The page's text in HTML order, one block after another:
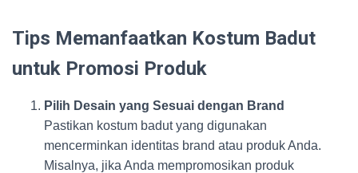
Tips Memanfaatkan Kostum Badut
untuk Promosi Produk
Pilih Desain yang Sesuai dengan Brand
Pastikan kostum badut yang digunakan
mencerminkan identitas brand atau produk Anda.
Misalnya, jika Anda mempromosikan produk